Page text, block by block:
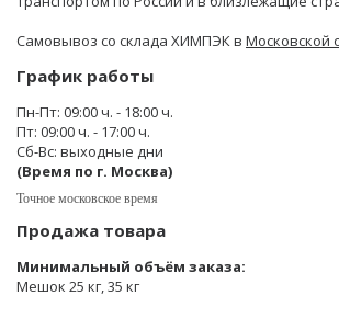
Самовывоз со склада ХИМПЭК в Московской
График работы
Пн-Пт: 09:00 ч. - 18:00 ч.
Пт: 09:00 ч. - 17:00 ч.
Сб-Вс: выходные дни
(Время по г. Москва)
Точное московское время
Продажа товара
Минимальный объём заказа:
Мешок 25 кг, 35 кг